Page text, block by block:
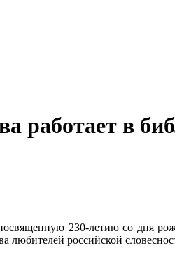
работает в
230-летию со дня
любителей российской